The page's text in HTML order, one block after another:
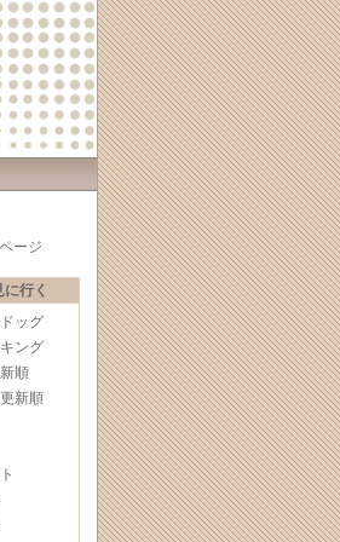
ージ
行く
ッグ
ング
順
新順